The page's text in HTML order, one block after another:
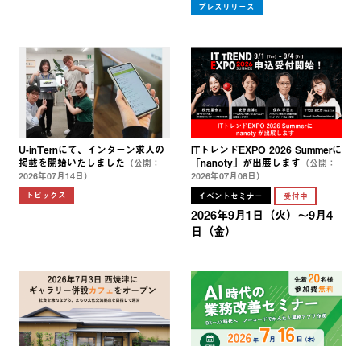
プレスリリース
U-inTernにて、インターン求人の
掲載を開始いたしました （公開：
2026年07月14日）
トピックス
ITトレンドEXPO 2026 Summerに
「nanoty」が出展します （公開：
2026年07月08日）
イベントセミナー 受付中
2026年9月1日（火）～9月4
日（金）